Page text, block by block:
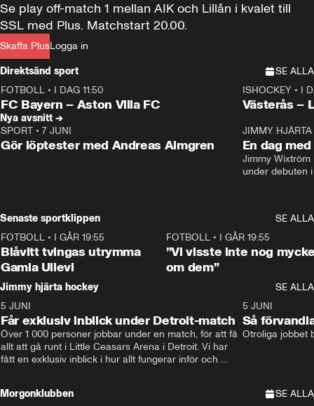
Skaffa PlusLogga in
Se play off-match 1 mellan AIK och Lillån i kvalet till
SSL med Plus. Matchstart 20.00.
Direktsänd sport
SE ALLA
Plus
FOTBOLL • I DAG 11:50
FC Bayern – Aston Villa FC
Plus
ISHOCKEY• I
Västerås –
Nya avsnitt →
SPORT • 7 JUNI
Gör löptester med Andreas Almgren
JIMMY
En dag
Jimmy
under debuten
Senaste sportklippen
SE ALLA
FOTBOLL • I GÅR 19:55
Blåvitt tvingas utrymma
Gamla Ullevi
FOTBOLL• I GÅR 19:55
”Vi visste inte nog
om dem”
Jimmy hjärta hockey
SE ALLA
5 JUNI
Får exklusiv inblick under Detroit-match
Över 1 000 personer jobbar under en match, för att få
allt att gå runt i Little Ceasars Arena i Detroit. Vi har
fått en exklusiv inblick i hur allt fungerar inför och
5 JUNI
Så
Otroliga jobbet
Morgonklubben
SE ALLA